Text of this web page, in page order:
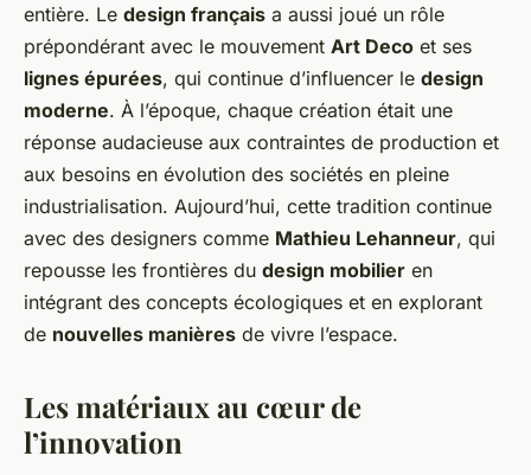
entière. Le design français a aussi joué un rôle
prépondérant avec le mouvement Art Deco et ses
lignes épurées, qui continue d’influencer le design
moderne. À l’époque, chaque création était une
réponse audacieuse aux contraintes de production et
aux besoins en évolution des sociétés en pleine
industrialisation. Aujourd’hui, cette tradition continue
avec des designers comme Mathieu Lehanneur, qui
repousse les frontières du design mobilier en
intégrant des concepts écologiques et en explorant
de nouvelles manières de vivre l’espace.
Les matériaux au cœur de
l’innovation